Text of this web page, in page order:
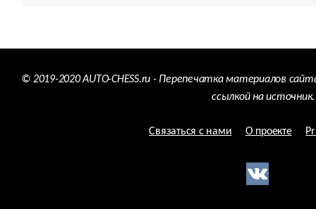
© 2019-2020 AUTO-CHESS.ru - Перепечатка материалов
ссылкой на источник.
Связаться с нами О проекте